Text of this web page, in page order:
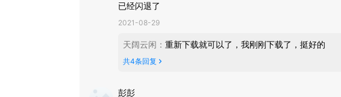
4、支持借条欠条管理，详细记录接入借出记录，人情往来不马虎；
5、提供资产管理，随时展示信用卡、支付宝等账户余额情况；
如果关于产品你有任何疑问或者建议，都可以直接通过下列方式联系
联系我们：
已经闪退了
2021-08-29
天阔云闲 ： 重新下载就可以了，我刚刚下载了，挺好的
共4条回复
彭彭